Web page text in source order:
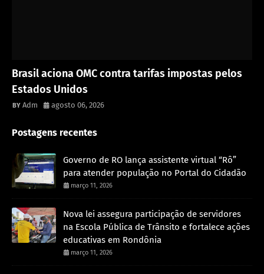
Brasil aciona OMC contra tarifas impostas pelos
Estados Unidos
Adm agosto 06, 2026
Postagens recentes
Governo de RO lança assistente virtual “Rô”
para atender população no Portal do Cidadão
março 11, 2026
Nova lei assegura participação de servidores
na Escola Pública de Trânsito e fortalece ações
educativas em Rondônia
março 11, 2026